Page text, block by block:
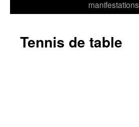
manifestations
Tennis de table